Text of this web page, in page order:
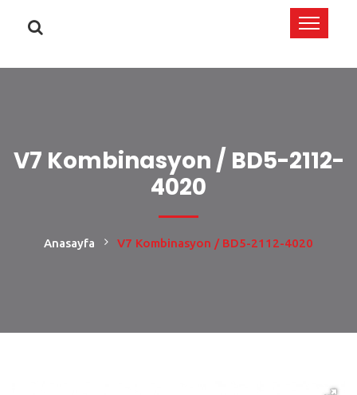
V7 Kombinasyon / BD5-2112-
4020
Anasayfa V7 Kombinasyon / BD5-2112-4020